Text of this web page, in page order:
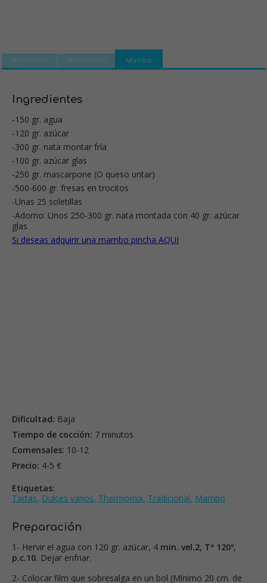
Thermomix Tradicional Mambo
Ingredientes
-150 gr. agua
-120 gr. azúcar
-300 gr. nata montar fría
-100 gr. azúcar glas
-250 gr. mascarpone (O queso untar)
-500-600 gr. fresas en trocitos
-Unas 25 soletillas
-Adorno: Unos 250-300 gr. nata montada con 40 gr. azúcar
glas
Si deseas adquirir una mambo pincha AQUI
Dificultad: Baja
Tiempo de cocción: 7 minutos
Comensales: 10-12
Precio: 4-5 €
Etiquetas:
Tartas, Dulces varios, Thermomix, Tradicional, Mambo
Preparación
1- Hervir el agua con 120 gr. azúcar, 4 min. vel.2, Tª 120º,
p.c.10. Dejar enfriar.
2- Colocar film que sobresalga en un bol (Mínimo 20 cm. de